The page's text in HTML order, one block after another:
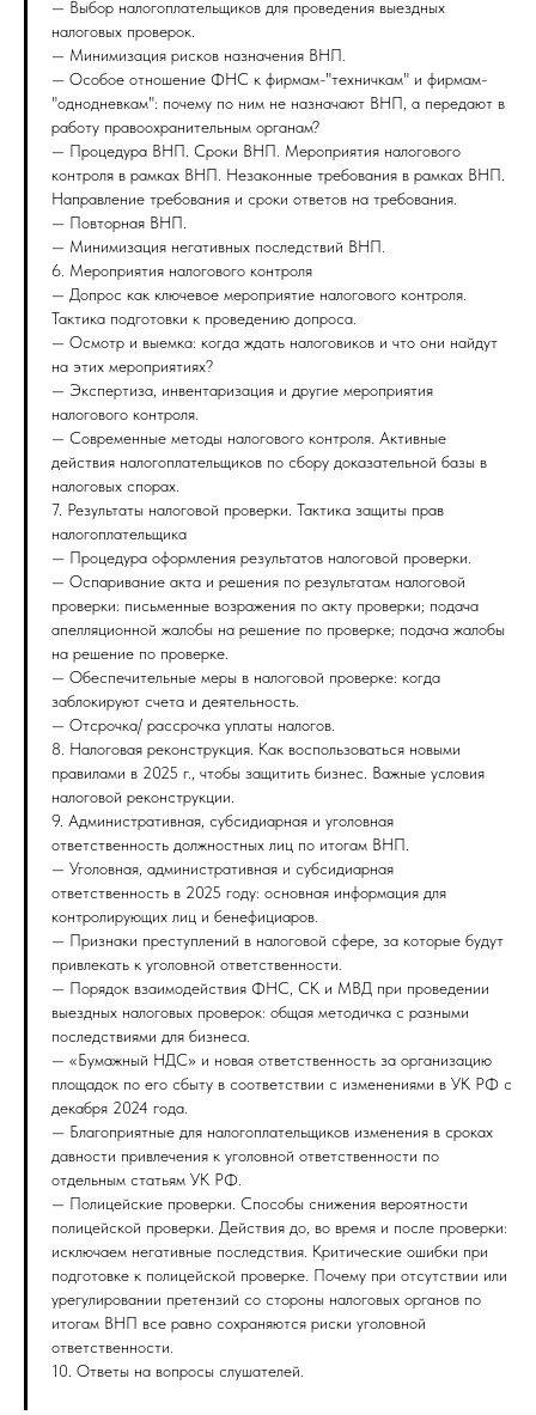
— Выбор налогоплательщиков для проведения выездных
налоговых проверок.
— Минимизация рисков назначения ВНП.
— Особое отношение ФНС к фирмам-"техничкам" и фирмам-
"однодневкам": почему по ним не назначают ВНП, а передают в
работу правоохранительным органам?
— Процедура ВНП. Сроки ВНП. Мероприятия налогового
контроля в рамках ВНП. Незаконные требования в рамках ВНП.
Направление требования и сроки ответов на требования.
— Повторная ВНП.
— Минимизация негативных последствий ВНП.
6. Мероприятия налогового контроля
— Допрос как ключевое мероприятие налогового контроля.
Тактика подготовки к проведению допроса.
— Осмотр и выемка: когда ждать налоговиков и что они найдут
на этих мероприятиях?
— Экспертиза, инвентаризация и другие мероприятия
налогового контроля.
— Современные методы налогового контроля. Активные
действия налогоплательщиков по сбору доказательной базы в
налоговых спорах.
7. Результаты налоговой проверки. Тактика защиты прав
налогоплательщика
— Процедура оформления результатов налоговой проверки.
— Оспаривание акта и решения по результатам налоговой
проверки: письменные возражения по акту проверки; подача
апелляционной жалобы на решение по проверке; подача жалобы
на решение по проверке.
— Обеспечительные меры в налоговой проверке: когда
заблокируют счета и деятельность.
— Отсрочка/ рассрочка уплаты налогов.
8. Налоговая реконструкция. Как воспользоваться новыми
правилами в 2025 г., чтобы защитить бизнес. Важные условия
налоговой реконструкции.
9. Административная, субсидиарная и уголовная
ответственность должностных лиц по итогам ВНП.
— Уголовная, административная и субсидиарная
ответственность в 2025 году: основная информация для
контролирующих лиц и бенефициаров.
— Признаки преступлений в налоговой сфере, за которые будут
привлекать к уголовной ответственности.
— Порядок взаимодействия ФНС, СК и МВД при проведении
выездных налоговых проверок: общая методичка с разными
последствиями для бизнеса.
— «Бумажный НДС» и новая ответственность за организацию
площадок по его сбыту в соответствии с изменениями в УК РФ с
декабря 2024 года.
— Благоприятные для налогоплательщиков изменения в сроках
давности привлечения к уголовной ответственности по
отдельным статьям УК РФ.
— Полицейские проверки. Способы снижения вероятности
полицейской проверки. Действия до, во время и после проверки:
исключаем негативные последствия. Критические ошибки при
подготовке к полицейской проверке. Почему при отсутствии или
урегулировании претензий со стороны налоговых органов по
итогам ВНП все равно сохраняются риски уголовной
ответственности.
10. Ответы на вопросы слушателей.